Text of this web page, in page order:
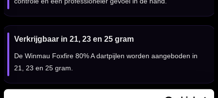
Verkrijgbaar in 21, 23 en 25 gram
De Winmau Foxfire 80% A dartpijlen worden aangeboden in
21, 23 en 25 gram.